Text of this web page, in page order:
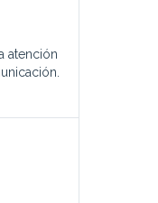
atención